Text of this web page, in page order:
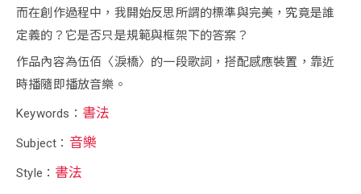
而在創作過程中，我開始反思所謂的標準與完美，究竟是誰
定義的？它是否只是規範與框架下的答案？
作品內容為伍佰〈淚橋〉的一段歌詞，搭配感應裝置，靠近
時播隨即播放音樂。
Keywords： 書法
Subject： 音樂
Style： 書法